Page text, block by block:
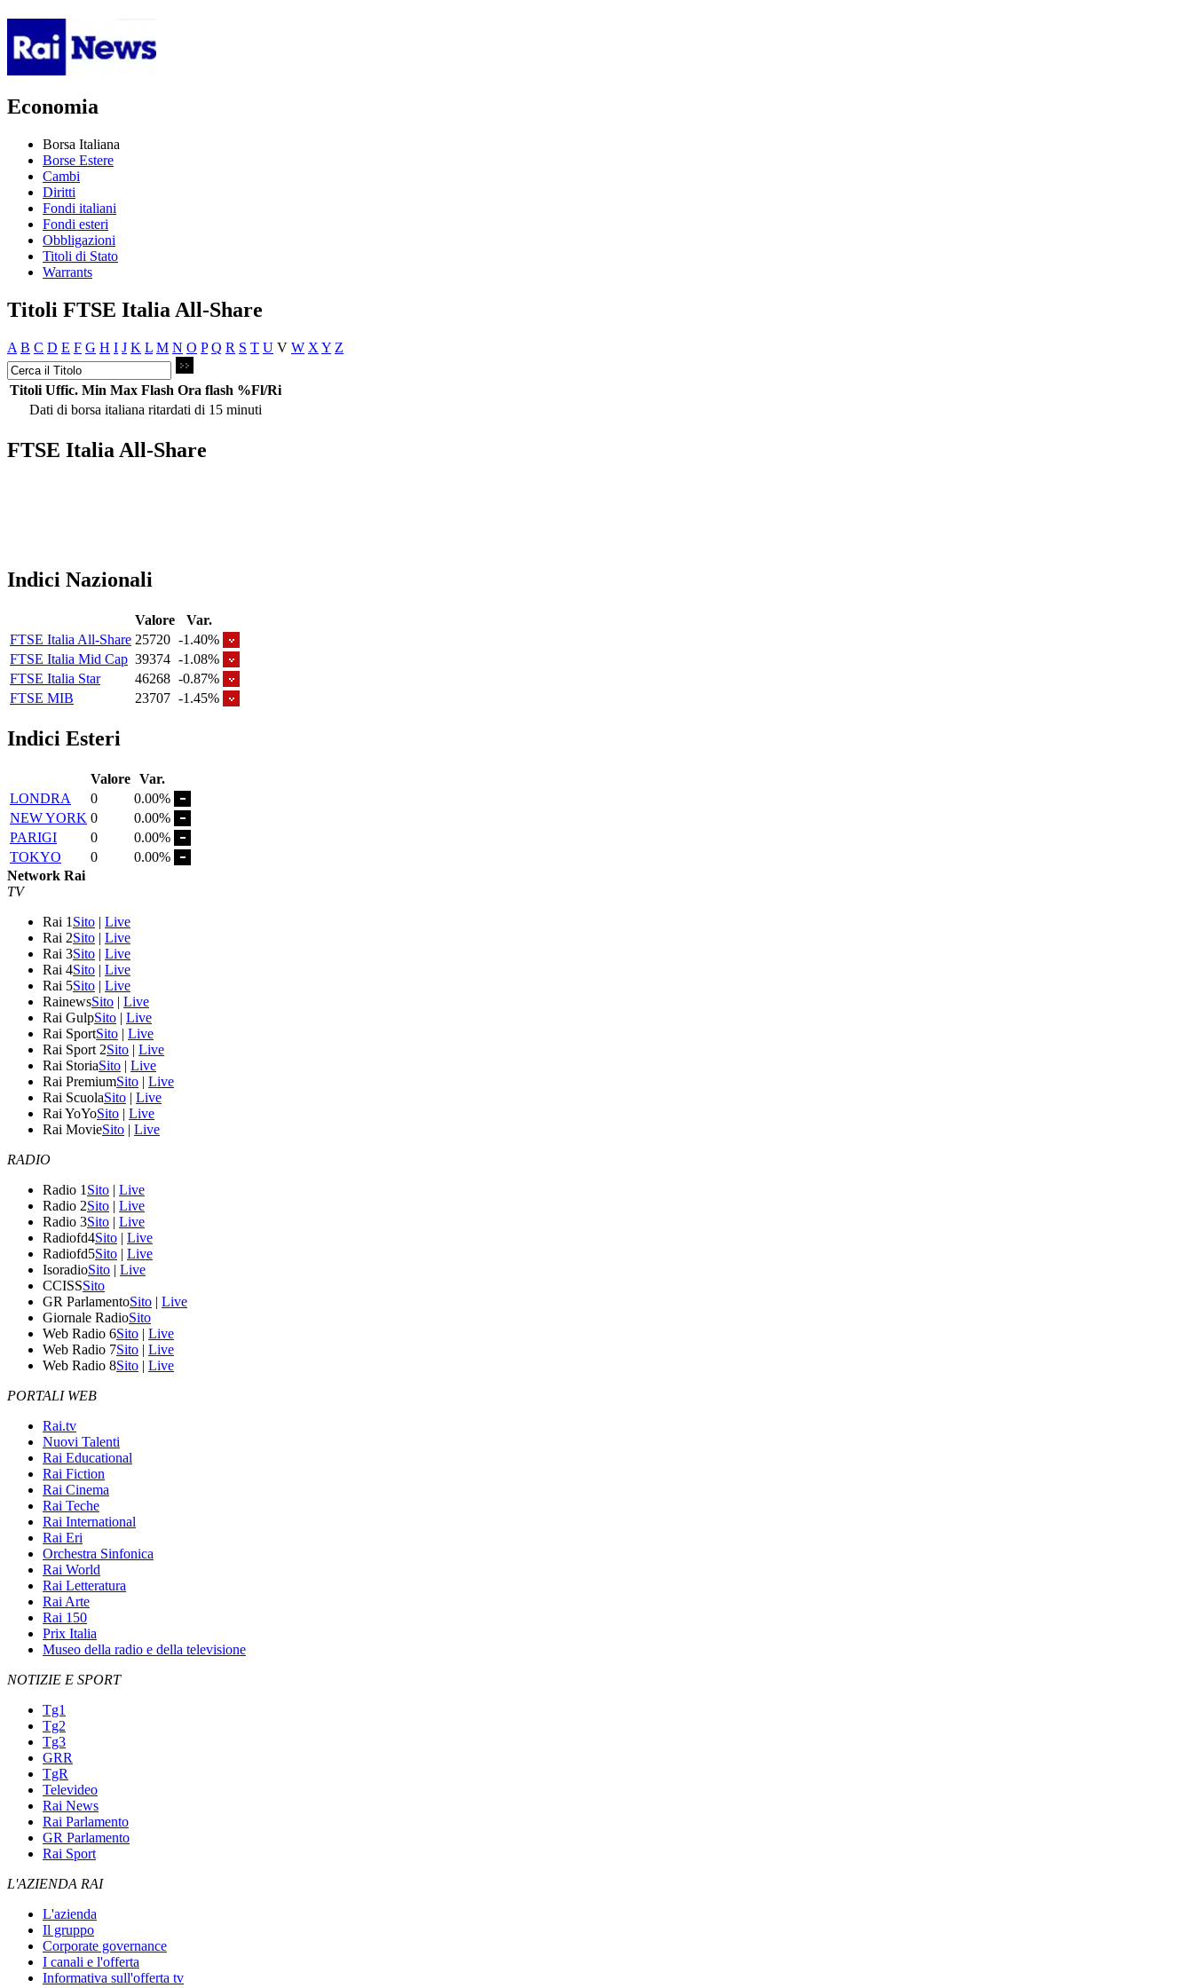
Economia
Borsa Italiana
Borse Estere
Cambi
Diritti
Fondi italiani
Fondi esteri
Obbligazioni
Titoli di Stato
Warrants
Titoli FTSE Italia All-Share
A B C D E F G H I J K L M N O P Q R S T U V W X Y Z
Titoli Uffic. Min Max Flash Ora flash %Fl/Ri
Dati di borsa italiana ritardati di 15 minuti
FTSE Italia All-Share
Indici Nazionali
Valore
Var.
FTSE Italia All-Share 25720 -1.40%
FTSE Italia Mid Cap 39374 -1.08%
FTSE Italia Star
46268 -0.87%
FTSE MIB
23707 -1.45%
Indici Esteri
Valore Var.
LONDRA
0
0.00%
NEW YORK 0
0.00%
PARIGI
0
0.00%
TOKYO
0
0.00%
Network Rai
TV
Rai 1 Sito | Live
Rai 2Sito | Live
Rai 3Sito | Live
Rai 4Sito | Live
Rai 5Sito | Live
RainewsSito | Live
Rai GulpSito | Live
Rai SportSito | Live
Rai Sport 2Sito | Live
Rai StoriaSito | Live
Rai PremiumSito | Live
Rai ScuolaSito | Live
Rai YoYoSito | Live
Rai MovieSito | Live
RADIO
Radio 1 Sito | Live
Radio 2Sito | Live
Radio 3Sito | Live
Radiofd4Sito | Live
Radiofd5Sito | Live
IsoradioSito | Live
CCISSSito
GR ParlamentoSito | Live
Giornale RadioSito
Web Radio 6Sito | Live
Web Radio 7Sito | Live
Web Radio 8Sito | Live
PORTALI WEB
Rai.tv
Nuovi Talenti
Rai Educational
Rai Fiction
Rai Cinema
Rai Teche
Rai International
Rai Eri
Orchestra Sinfonica
Rai World
Rai Letteratura
Rai Arte
Rai 150
Prix Italia
Museo della radio e della televisione
NOTIZIE E SPORT
Tg1
Tg2
Tg3
GRR
TgR
Televideo
Rai News
Rai Parlamento
GR Parlamento
Rai Sport
L'AZIENDA RAI
L'azienda
Il gruppo
Corporate governance
I canali e l'offerta
Informativa sull'offerta tv